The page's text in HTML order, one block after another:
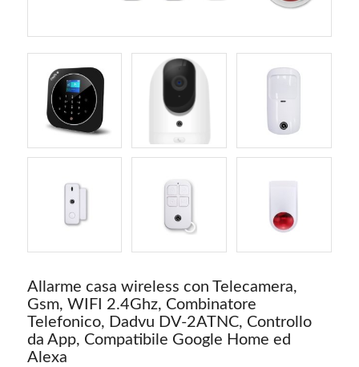
Allarme casa wireless con Telecamera,
Gsm, WIFI 2.4Ghz, Combinatore
Telefonico, Dadvu DV-2ATNC, Controllo
da App, Compatibile Google Home ed
Alexa